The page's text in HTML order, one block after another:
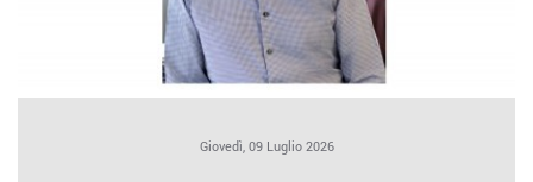
Giovedì, 09 Luglio 2026